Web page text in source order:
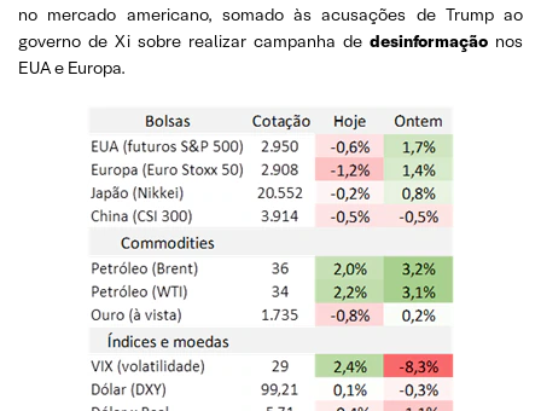
no mercado americano, somado às acusações de Trump ao
governo de Xi sobre realizar campanha de desinformação nos
EUA e Europa.